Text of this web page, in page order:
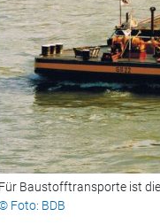
Für Baustofftransporte ist
Foto: BDB